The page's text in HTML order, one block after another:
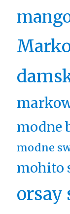
modne
modne
mohito
orsay